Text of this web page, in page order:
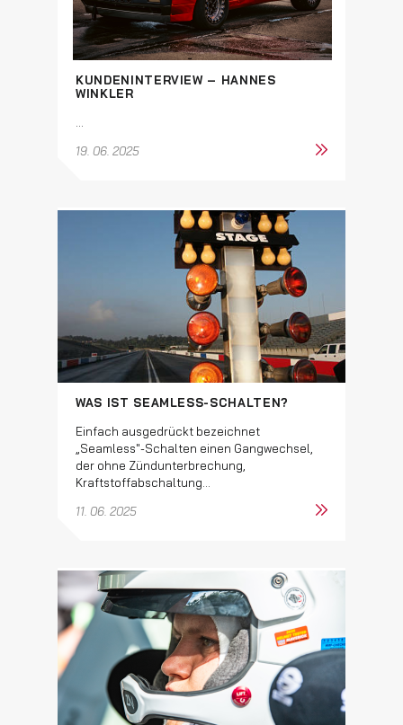
KUNDENINTERVIEW – HANNES
WINKLER
19. 06. 2025
WAS IST SEAMLESS-SCHALTEN?
Einfach ausgedrückt bezeichnet
„Seamless"-Schalten einen Gangwechsel,
der ohne Zündunterbrechung,
Kraftstoffabschaltung...
11. 06. 2025